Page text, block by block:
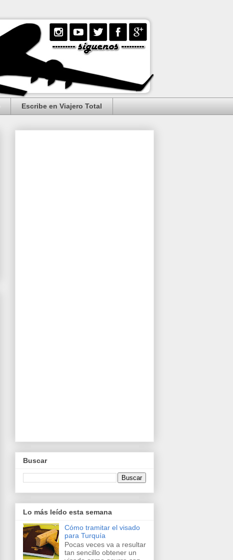
Escribe en Viajero Total
Buscar
Lo más leído esta semana
Cómo tramitar el visado
para Turquía
Pocas veces va a resultar
tan sencillo obtener un